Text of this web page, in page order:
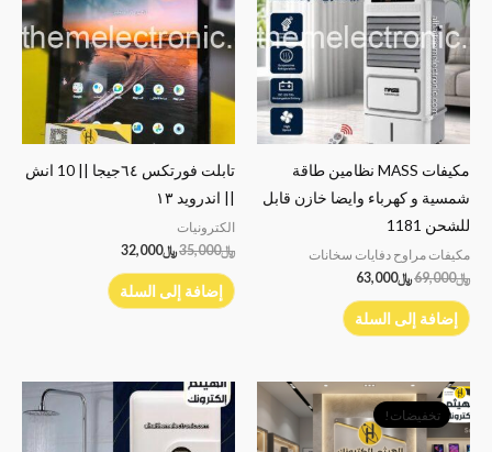
مكيفات MASS نظامين طاقة
شمسية و كهرباء وايضا خازن قابل
للشحن 1181
مكيفات مراوح دفايات سخانات
﷼69,000﷼63,000
إضافة إلى السلة
تابلت فورتكس ٦٤جيجا || 10 انش
|| اندرويد ١٣
الكترونيات
﷼35,000﷼32,000
إضافة إلى السلة
تخفيضات!
السعر
الأصلي
هو:
﷼19,900.
السعر
الحالي
هو: